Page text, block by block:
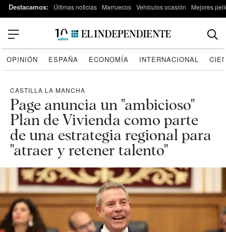
Destacamos: Últimas noticias Marruecos Vehículos ocasión Mejores
OPINIÓN ESPAÑA ECONOMÍA INTERNACIONAL
CASTILLA LA MANCHA
Page anuncia un "ambicioso"
Plan de Vivienda como parte
de una estrategia regional para
"atraer y retener talento"